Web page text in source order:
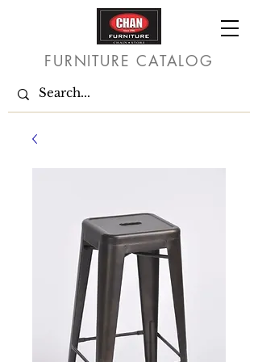
FURNITURE CATALOG